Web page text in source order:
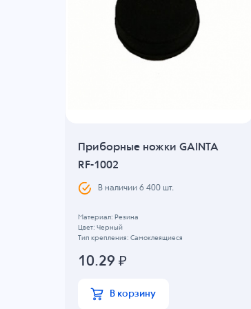
Приборные ножки GAINTA
RF-1002
В наличии 6 400шт.
Материал: Резина
Цвет: Черный
Тип крепления: Самоклеящиеся
10.29 ₽
В корзину